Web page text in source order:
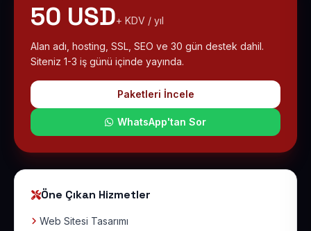
50 USD+ KDV / yıl
Alan adı, hosting, SSL, SEO ve 30 gün destek dahil.
Siteniz 1-3 iş günü içinde yayında.
Paketleri İncele
WhatsApp'tan Sor
Öne Çıkan Hizmetler
Web Sitesi Tasarımı